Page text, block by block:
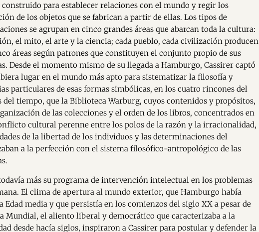
para establecer relaciones con el mundo y regir los
de los objetos que se fabrican a partir de ellas. Los tipos de
se agrupan en cinco grandes áreas que abarcan toda la cultura:
el mito, el arte y la ciencia; cada pueblo, cada civilización producen
áreas según patrones que constituyen el conjunto propio de sus
Desde el momento mismo de su llegada a Hamburgo, Cassirer captó
lugar en el mundo más apto para sistematizar la filosofía y
particulares de esas formas simbólicas, en los cuatro rincones del
del tiempo, que la Biblioteca Warburg, cuyos contenidos y propósitos,
de las colecciones y el orden de los libros, concentrados en
cultural perenne entre los polos de la razón y la irracionalidad,
de la libertad de los individuos y las determinaciones del
a la perfección con el sistema filosófico-antropológico de las
más su programa de intervención intelectual en los problemas
El clima de apertura al mundo exterior, que Hamburgo había
Edad media y que persistía en los comienzos del siglo XX a pesar de
Mundial, el aliento liberal y democrático que caracterizaba a la
desde hacía siglos, inspiraron a Cassirer para postular y defender la